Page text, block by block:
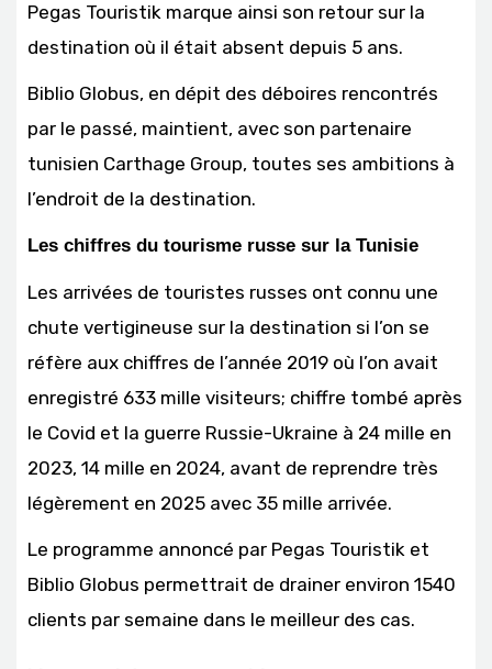
Pegas Touristik marque ainsi son retour sur la
destination où il était absent depuis 5 ans.
Biblio Globus, en dépit des déboires rencontrés
par le passé, maintient, avec son partenaire
tunisien Carthage Group, toutes ses ambitions à
l’endroit de la destination.
Les chiffres du tourisme russe sur la Tunisie
Les arrivées de touristes russes ont connu une
chute vertigineuse sur la destination si l’on se
réfère aux chiffres de l’année 2019 où l’on avait
enregistré 633 mille visiteurs; chiffre tombé après
le Covid et la guerre Russie-Ukraine à 24 mille en
2023, 14 mille en 2024, avant de reprendre très
légèrement en 2025 avec 35 mille arrivée.
Le programme annoncé par Pegas Touristik et
Biblio Globus permettrait de drainer environ 1540
clients par semaine dans le meilleur des cas.